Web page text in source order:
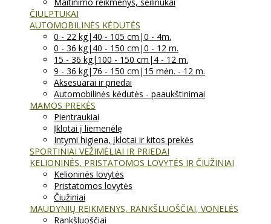
ČIULPTUKAI
AUTOMOBILINĖS KĖDUTĖS
0 - 22 kg|40 - 105 cm|0 - 4m.
0 - 36 kg|40 - 150 cm|0 - 12 m.
15 - 36 kg|100 - 150 cm|4 - 12 m.
9 - 36 kg|76 - 150 cm|15 mėn. - 12 m.
Aksesuarai ir priedai
Automobilinės kėdutės - paaukštinimai
MAMOS PREKĖS
Pientraukiai
Įklotai į liemenėlę
Intymi higiena, įklotai ir kitos prekės
SPORTINIAI VEŽIMĖLIAI IR PRIEDAI
KELIONINĖS, PRISTATOMOS LOVYTĖS IR ČIUŽINIAI
Kelioninės lovytės
Pristatomos lovytės
Čiužiniai
MAUDYNIŲ REIKMENYS, RANKŠLUOŠČIAI, VONELĖS
Rankšluoščiai